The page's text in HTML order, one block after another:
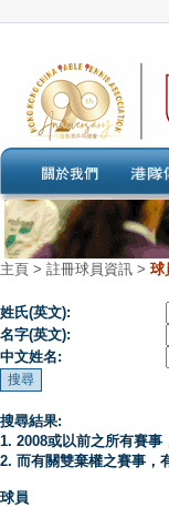
主頁 > 註冊球員資訊 > 球
姓氏(英文):
名字(英文):
中文姓名:
搜尋結果:
1. 2008或以前之所有賽事
2. 而有關雙棄權之賽事，
球員